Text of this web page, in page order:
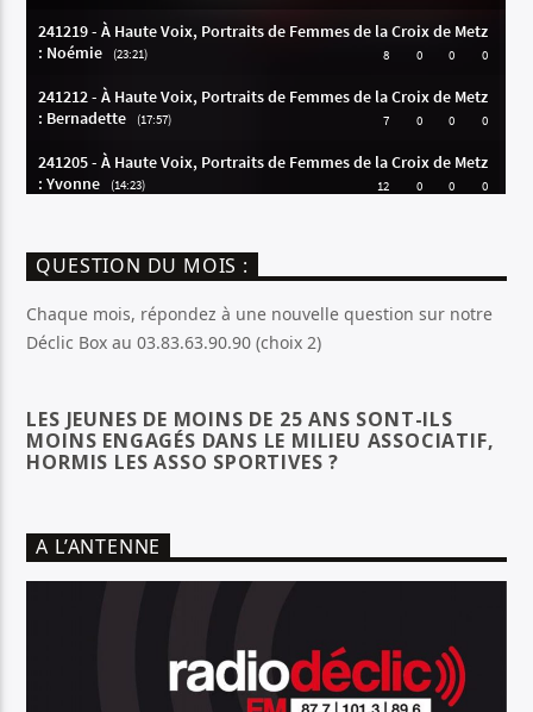
QUESTION DU MOIS :
Chaque mois, répondez à une nouvelle question sur notre
Déclic Box au 03.83.63.90.90 (choix 2)
LES JEUNES DE MOINS DE 25 ANS SONT-ILS
MOINS ENGAGÉS DANS LE MILIEU ASSOCIATIF,
HORMIS LES ASSO SPORTIVES ?
A L’ANTENNE